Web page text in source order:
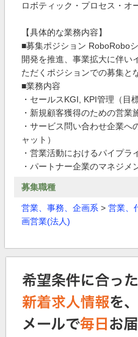
ロボティック・プロセス・オ
【具体的な業務内容】
■募集ポジション RoboRobo
開発を推進、事業拡大に伴い
ただくポジションでの募集と
■業務内容
・セールスKGI, KPI管理（目
・新規顧客獲得のための営業
・サービス問い合わせ企業
ャット）
・営業活動におけるパイプ
・パートナー企業のマネジメ
募集職種
営業、事務、企画系 > 営業、
画営業(法人)